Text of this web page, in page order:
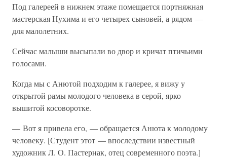
Под галереей в нижнем этаже помещается портняжная
мастерская Нухима и его четырех сыновей, а рядом —
для малолетних.
Сейчас малыши высыпали во двор и кричат птичьими
голосами.
Когда мы с Анютой подходим к галерее, я вижу у
открытой рамы молодого человека в серой, ярко
вышитой косоворотке.
— Вот я привела его, — обращается Анюта к молодому
человеку. [Студент этот — впоследствии известный
художник Л. О. Пастернак, отец современного поэта.]